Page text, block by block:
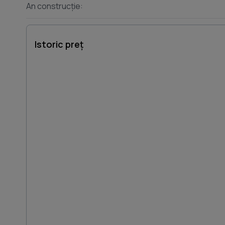
An construcție:
Istoric preț